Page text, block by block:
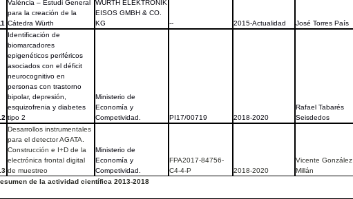
València – Estudi General
para la creación de la
Cátedra Würth
WÜRTH ELEKTRONIK
EISOS GMBH & CO.
KG
-- 2015-Actualidad José Torres País
Identificación de
biomarcadores
epigenéticos periféricos
asociados con el déficit
neurocognitivo en
personas con trastorno
bipolar, depresión,
esquizofrenia y diabetes
tipo 2
Ministerio de
Economía y
Competividad.
PI17/00719 2018-2020
Rafael Tabarés
Seisdedos
Desarrollos instrumentales
para el detector AGATA.
Construcción e I+D de la
electrónica frontal digital
de muestreo
Ministerio de
Economía y
Competividad.
FPA2017-84756-
C4-4-P
2018-2020
Vicente González
Millán
de la actividad científica 2013-2018